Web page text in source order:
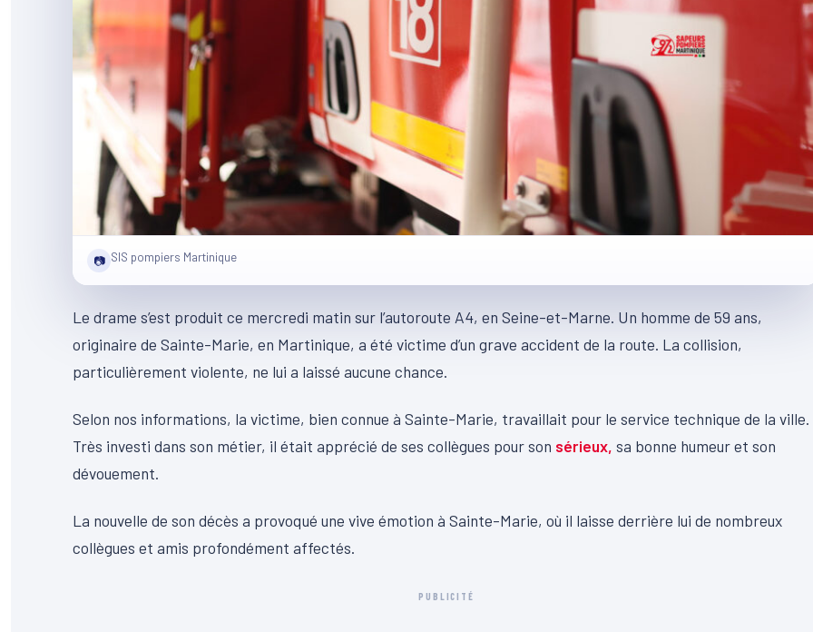
📷 SIS pompiers Martinique
Le drame s’est produit ce mercredi matin sur l’autoroute A4, en Seine-et-Marne. Un homme de 59 ans,
originaire de Sainte-Marie, en Martinique, a été victime d’un grave accident de la route. La collision,
particulièrement violente, ne lui a laissé aucune chance.
Selon nos informations, la victime, bien connue à Sainte-Marie, travaillait pour le service technique de la ville.
Très investi dans son métier, il était apprécié de ses collègues pour son sérieux, sa bonne humeur et son
dévouement.
La nouvelle de son décès a provoqué une vive émotion à Sainte-Marie, où il laisse derrière lui de nombreux
collègues et amis profondément affectés.
PUBLICITÉ